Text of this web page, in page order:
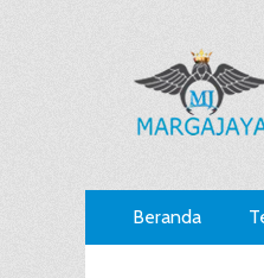
Primary
Menu
Beranda